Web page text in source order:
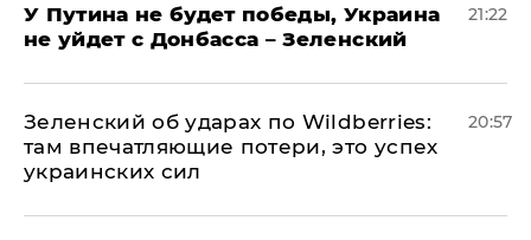
У Путина не будет победы, Украина
не уйдет с Донбасса – Зеленский
21:22
Зеленский об ударах по Wildberries:
там впечатляющие потери, это успех
украинских сил
20:57